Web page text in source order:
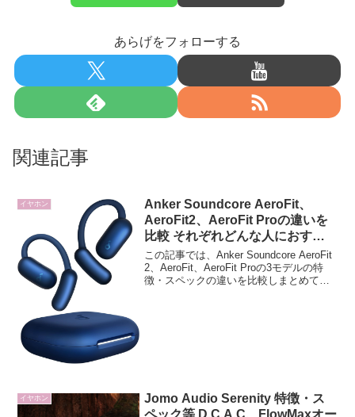
あらげをフォローする
関連記事
イヤホン
Anker Soundcore AeroFit、
AeroFit2、AeroFit Proの違いを
比較 それぞれどんな人におすす
め？
この記事では、Anker Soundcore AeroFit
2、AeroFit、AeroFit Proの3モデルの特
徴・スペックの違いを比較しまとめてい
イヤホン
Jomo Audio Serenity 特徴・ス